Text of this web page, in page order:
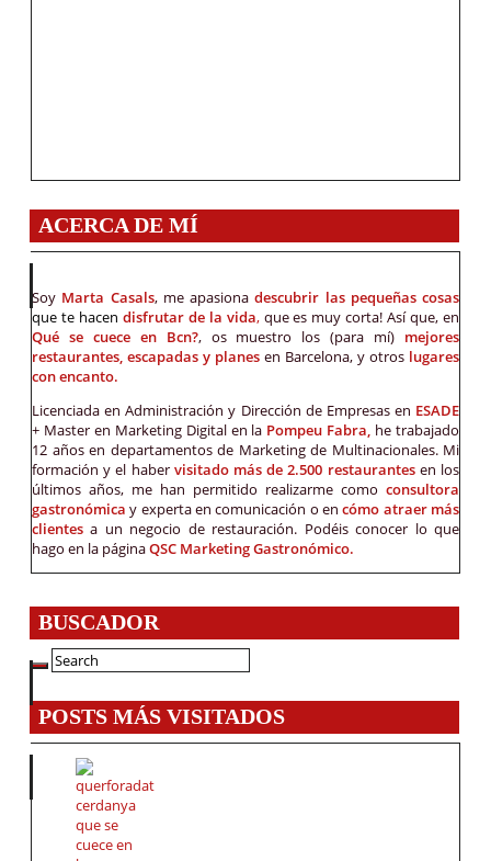
ACERCA DE MÍ
Soy Marta Casals, me apasionadescubrir las pequeñas cosas
que te hacen disfrutar de la vida,que es muy corta! Así que, en
Qué se cuece en Bcn?, os muestro los (para mí) mejores
restaurantes, escapadas y planes en Barcelona, y otros lugares
con encanto.
Licenciada en Administración y Dirección de Empresas en ESADE
+ Master en Marketing Digital en la Pompeu Fabra, he trabajado
12 años en departamentos de Marketing de Multinacionales. Mi
formación y el haber visitado más de 2.500 restaurantes en los
últimos años, me han permitido realizarme como consultora
gastronómicay experta en comunicación o encómo atraer más
clientes a un negocio de restauración. Podéis conocer lo que
hago en la páginaQSC Marketing Gastronómico.
BUSCADOR
POSTS MÁS VISITADOS